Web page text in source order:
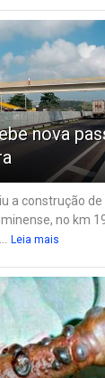
nova
a construção
no km
Leia mais